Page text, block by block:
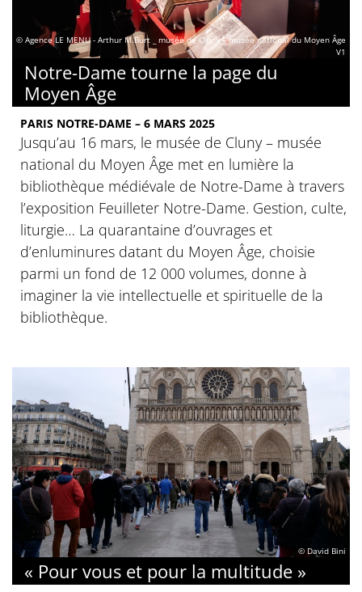
© Agence LE MENU - Arthur M.Burt _ musée de Cluny – musée national du Moyen Âge
V1
Notre-Dame tourne la page du
Moyen Âge
PARIS NOTRE-DAME – 6 MARS 2025
Jusqu’au 16 mars, le musée de Cluny – musée
national du Moyen Âge met en lumière la
bibliothèque médiévale de Notre-Dame à travers
l’exposition Feuilleter Notre-Dame. Gestion, culte,
liturgie… La quarantaine d’ouvrages et
d’enluminures datant du Moyen Âge, choisie
parmi un fond de 12 000 volumes, donne à
imaginer la vie intellectuelle et spirituelle de la
bibliothèque.
© David Bini
« Pour vous et pour la multitude »